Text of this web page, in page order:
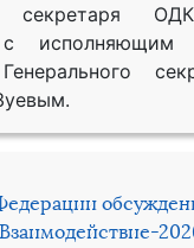
секретаря
исполняющим